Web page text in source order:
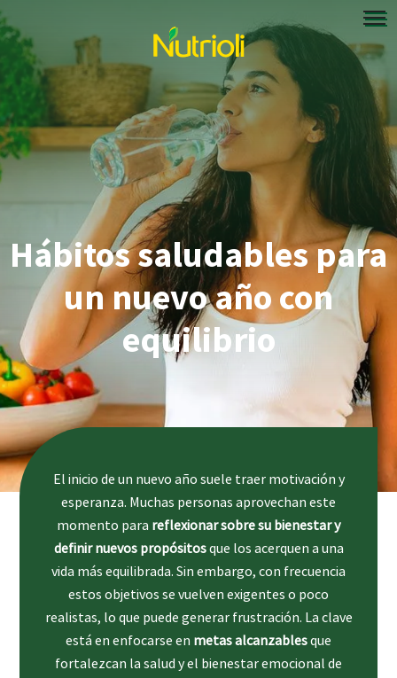
Hábitos saludables para
un nuevo año con
equilibrio
El inicio de un nuevo año suele traer motivación y
esperanza. Muchas personas aprovechan este
momento para reflexionar sobre su bienestar y
definir nuevos propósitosque los acerquen a una
vida más equilibrada. Sin embargo, con frecuencia
estos objetivos se vuelven exigentes o poco
realistas, lo que puede generar frustración. La clave
está en enfocarse en metas alcanzablesque
fortalezcan la salud y el bienestar emocional de